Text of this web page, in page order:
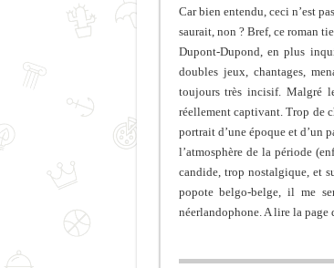
Car bien entendu, ceci n’est
saurait, non ? Bref, ce roman
Dupont-Dupond, en plus
doubles jeux, chantages,
toujours très incisif. Malgré
réellement captivant. Trop de
portrait d’une époque et d’un
l’atmosphère de la période
candide, trop nostalgique, et
popote belgo-belge, il me
néerlandophone. A lire la page